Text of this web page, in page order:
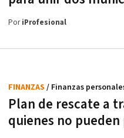
PoriProfesional
Plan de rescate a
quienes no
FINANZAS / Finanzas